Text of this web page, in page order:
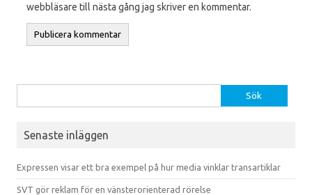
webbläsare till nästa gång jag skriver en kommentar.
Senaste inläggen
Expressen visar ett bra exempel på hur media vinklar transartiklar
SVT gör reklam för en vänsterorienterad rörelse